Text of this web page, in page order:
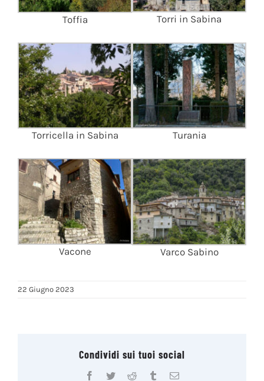
Toffia Torri in Sabina
Torricella in Sabina Turania
Vacone Varco Sabino
22 Giugno 2023
Condividi sui tuoi social
Facebook
TwitterReddit TumblrEmail